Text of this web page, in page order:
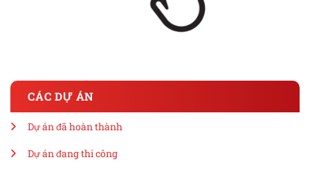
CÁC DỰ ÁN
Dự án đã hoàn thành
Dự án đang thi công